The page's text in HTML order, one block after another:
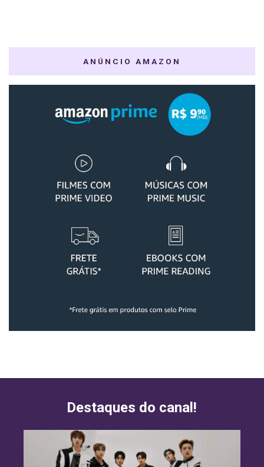
ANÚNCIO AMAZON
Destaques do canal!